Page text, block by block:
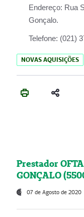
Endereço: Rua
Gonçalo.
Telefone: (021)
NOVAS AQUISIÇÕES
Prestador
GONÇALO
07 de Agosto de 2020